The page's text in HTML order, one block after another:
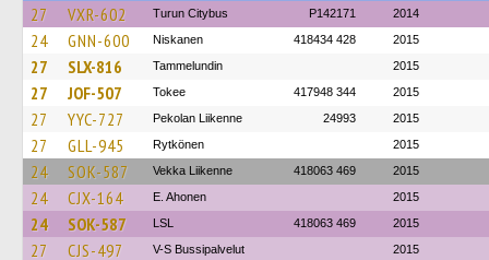
27 VXR-602 Turun Citybus P142171 2014
24 GNN-600 Niskanen 418434 428 2015
27 SLX-816 Tammelundin 2015
27 JOF-507 Tokee 417948 344 2015
27 YYC-727 Pekolan Liikenne 24993 2015
27 GLL-945 Rytkönen 2015
24 SOK-587 Vekka Liikenne 418063 469 2015
24 CJX-164 E. Ahonen 2015
24 SOK-587 LSL 418063 469 2015
27 CJS-497 V-S Bussipalvelut 2015